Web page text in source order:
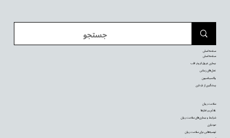
سلامت روان
علائم و رفتارها
شرایط و بیماری‌های سلامت روان
خودیاری
توصیه‌‌هایی برای سلامت روان
صفحه اصلی
صفحه اصلی
بیماری عروق کرونر قلب
عمل‌های زیبایی
واکسیناسیون
پیشگیری از بارداری